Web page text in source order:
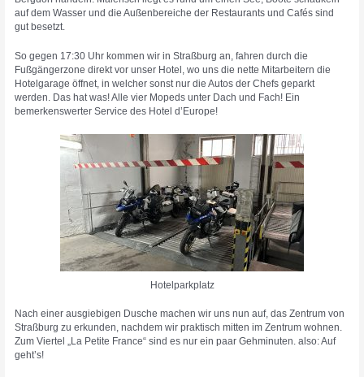
auf dem Wasser und die Außenbereiche der Restaurants und Cafés sind
gut besetzt.
So gegen 17:30 Uhr kommen wir in Straßburg an, fahren durch die
Fußgängerzone direkt vor unser Hotel, wo uns die nette Mitarbeitern die
Hotelgarage öffnet, in welcher sonst nur die Autos der Chefs geparkt
werden. Das hat was! Alle vier Mopeds unter Dach und Fach! Ein
bemerkenswerter Service des Hotel d’Europe!
Hotelparkplatz
Nach einer ausgiebigen Dusche machen wir uns nun auf, das Zentrum von
Straßburg zu erkunden, nachdem wir praktisch mitten im Zentrum wohnen.
Zum Viertel „La Petite France“ sind es nur ein paar Gehminuten. also: Auf
geht’s!